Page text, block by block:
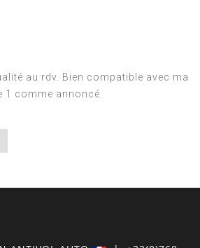
au rdv. Bien compatible avec ma
1 comme annoncé.